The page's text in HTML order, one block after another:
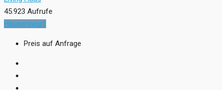
45.923 Aufrufe
Hausentwurf
Preis auf Anfrage